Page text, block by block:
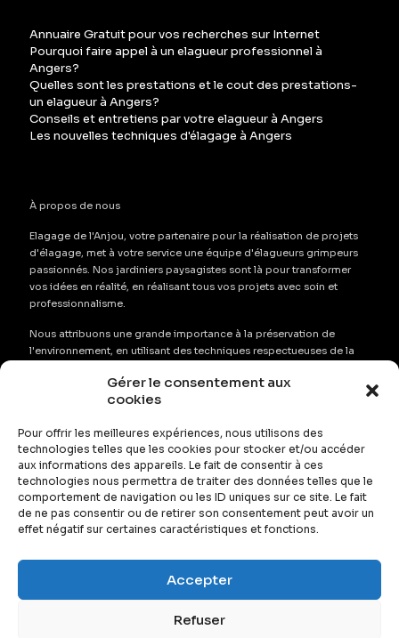
Gérer le consentement aux
cookies
Pour offrir les meilleures expériences, nous utilisons des
technologies telles que les cookies pour stocker et/ou accéder
aux informations des appareils. Le fait de consentir à ces
technologies nous permettra de traiter des données telles que le
comportement de navigation ou les ID uniques sur ce site. Le fait
de ne pas consentir ou de retirer son consentement peut avoir un
effet négatif sur certaines caractéristiques et fonctions.
Accepter
Refuser
Annuaire Gratuit pour vos recherches sur Internet
Pourquoi faire appel à un elagueur professionnel à
Angers?
Quelles sont les prestations et le cout des prestations-
un elagueur à Angers?
Conseils et entretiens par votre elagueur à Angers
Les nouvelles techniques d'élagage à Angers
À propos de nous
Elagage de l'Anjou, votre partenaire pour la réalisation de projets
d'élagage, met à votre service une équipe d'élagueurs grimpeurs
passionnés. Nos jardiniers paysagistes sont là pour transformer
vos idées en réalité, en réalisant tous vos projets avec soin et
professionnalisme.
Nous attribuons une grande importance à la préservation de
l'environnement, en utilisant des techniques respectueuses de la
verts. Notre équipe s'emploie à abattre, élaguer et tailler vos
arbres, arbustes et haies avec précision, tout en garantissant leur
Que vous ayez besoin de services de désherbage, de
débroussaillage ou de remise en état de vos espaces verts,
Élagage de l'Anou est l'entreprise de confiance pour tous vos
projets d'aménagement paysager à Angers et dans les environs.